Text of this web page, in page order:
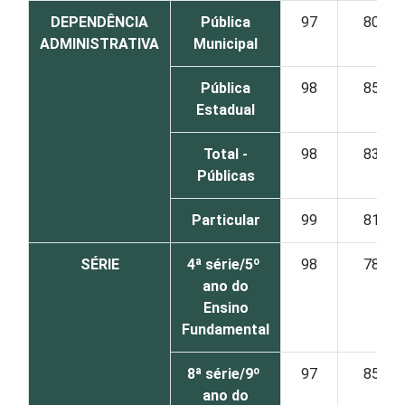
DEPENDÊNCIA
ADMINISTRATIVA
Pública
Municipal
97 80
Pública
Estadual
98 85
Total -
Públicas
98 83
Particular 99 81
SÉRIE
4ª série/5º
ano do
Ensino
Fundamental
98 78
8ª série/9º
ano do
97 85